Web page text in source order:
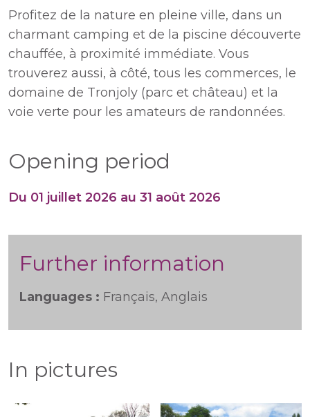
Profitez de la nature en pleine ville, dans un
charmant camping et de la piscine découverte
chauffée, à proximité immédiate. Vous
trouverez aussi, à côté, tous les commerces, le
domaine de Tronjoly (parc et château) et la
voie verte pour les amateurs de randonnées.
Opening period
Du 01 juillet 2026 au 31 août 2026
Further information
Languages : Français, Anglais
In pictures